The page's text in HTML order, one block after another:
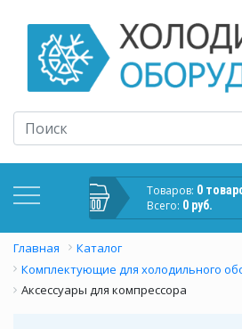
Товаров: 0
Всего: 0 руб.
Главная
Каталог
Комплектующие для холодильного
Аксессуары для компрессора